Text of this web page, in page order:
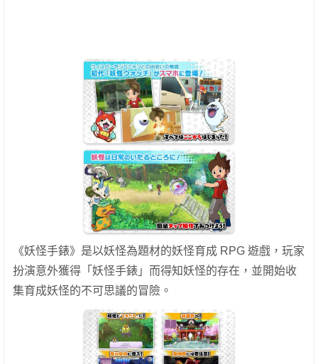
《妖怪手錶》是以妖怪為題材的妖怪育成 RPG 遊戲，玩家
扮演意外獲得「妖怪手錶」而得知妖怪的存在，並開始收
集育成妖怪的不可思議的冒險。